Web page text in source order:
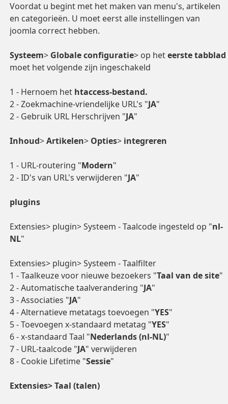
Voordat u begint met het maken van menu's, artikelen
en categorieën. U moet eerst alle instellingen van
joomla correct hebben.
Systeem> Globale configuratie> op heteerste tabblad
moet het volgende zijn ingeschakeld
1 - Hernoem het htaccess-bestand.
2 - Zoekmachine-vriendelijke URL's "JA"
2 - Gebruik URL Herschrijven "JA"
Inhoud>Artikelen> Opties> integreren
1 - URL-routering "Modern"
2 - ID's van URL's verwijderen "JA"
plugins
Extensies> plugin> Systeem - Taalcode ingesteld op "nl-
NL"
Extensies> plugin> Systeem - Taalfilter
1 - Taalkeuze voor nieuwe bezoekers "Taal van de site"
2 - Automatische taalverandering "JA"
3 - Associaties "JA"
4 - Alternatieve metatags toevoegen "YES"
5 - Toevoegen x-standaard metatag "YES"
6 - x-standaard Taal "Nederlands (nl-NL)"
7 - URL-taalcode "JA" verwijderen
8 - Cookie Lifetime "Sessie"
Extensies> Taal (talen)